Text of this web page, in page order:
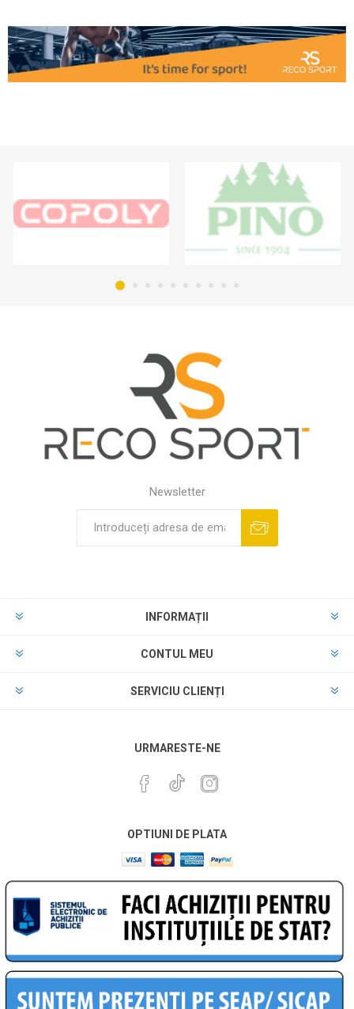
Newsletter
INFORMAȚII
CONTUL MEU
SERVICIU CLIENȚI
URMARESTE-NE
OPTIUNI DE PLATA